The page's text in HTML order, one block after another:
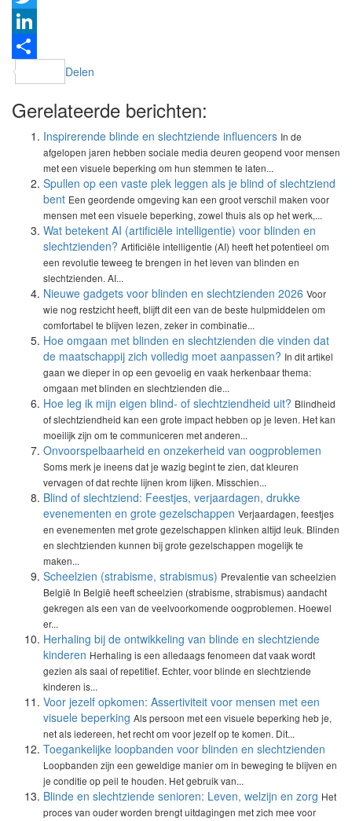
Twitter
LinkedIn
Delen
Gerelateerde berichten:
Inspirerende blinde en slechtziende influencers In de
afgelopen jaren hebben sociale media deuren geopend voor mensen
met een visuele beperking om hun stemmen te laten...
Spullen op een vaste plek leggen als je blind of slechtziend
bent Een geordende omgeving kan een groot verschil maken voor
mensen met een visuele beperking, zowel thuis als op het werk,...
Wat betekent AI (artificiële intelligentie) voor blinden en
slechtzienden? Artificiële intelligentie (AI) heeft het potentieel om
een revolutie teweeg te brengen in het leven van blinden en
slechtzienden. AI...
Nieuwe gadgets voor blinden en slechtzienden 2026 Voor
wie nog restzicht heeft, blijft dit een van de beste hulpmiddelen om
comfortabel te blijven lezen, zeker in combinatie...
Hoe omgaan met blinden en slechtzienden die vinden dat
de maatschappij zich volledig moet aanpassen? In dit artikel
gaan we dieper in op een gevoelig en vaak herkenbaar thema:
omgaan met blinden en slechtzienden die...
Hoe leg ik mijn eigen blind- of slechtziendheid uit? Blindheid
of slechtziendheid kan een grote impact hebben op je leven. Het kan
moeilijk zijn om te communiceren met anderen...
Onvoorspelbaarheid en onzekerheid van oogproblemen
Soms merk je ineens dat je wazig begint te zien, dat kleuren
vervagen of dat rechte lijnen krom lijken. Misschien...
Blind of slechtziend: Feestjes, verjaardagen, drukke
evenementen en grote gezelschappen Verjaardagen, feestjes
en evenementen met grote gezelschappen klinken altijd leuk. Blinden
en slechtzienden kunnen bij grote gezelschappen mogelijk te
maken...
Scheelzien (strabisme, strabismus) Prevalentie van scheelzien
België In België heeft scheelzien (strabisme, strabismus) aandacht
gekregen als een van de veelvoorkomende oogproblemen. Hoewel
er...
Herhaling bij de ontwikkeling van blinde en slechtziende
kinderen Herhaling is een alledaags fenomeen dat vaak wordt
gezien als saai of repetitief. Echter, voor blinde en slechtziende
kinderen is...
Voor jezelf opkomen: Assertiviteit voor mensen met een
visuele beperking Als persoon met een visuele beperking heb je,
net als iedereen, het recht om voor jezelf op te komen. Dit...
Toegankelijke loopbanden voor blinden en slechtzienden
Loopbanden zijn een geweldige manier om in beweging te blijven en
je conditie op peil te houden. Het gebruik van...
Blinde en slechtziende senioren: Leven, welzijn en zorg Het
proces van ouder worden brengt uitdagingen met zich mee voor